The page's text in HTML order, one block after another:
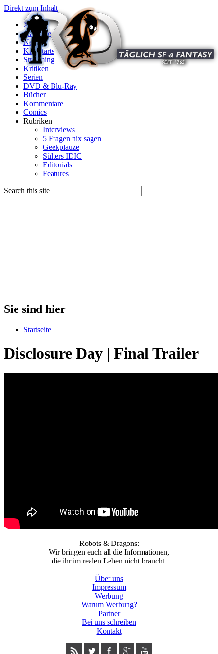
Direkt zum Inhalt
X
Startseite
News
Kinostarts
Streaming
Kritiken
Serien
DVD & Blu-Ray
Bücher
Kommentare
Comics
Rubriken
Interviews
5 Fragen nix sagen
Geekplauze
Sülters IDIC
Editorials
Features
Search this site
Sie sind hier
Startseite
Disclosure Day | Final Trailer
Robots & Dragons:
Wir bringen euch all die Informationen,
die ihr im realen Leben nicht braucht.
Über uns
Impressum
Werbung
Warum Werbung?
Partner
Bei uns schreiben
Kontakt